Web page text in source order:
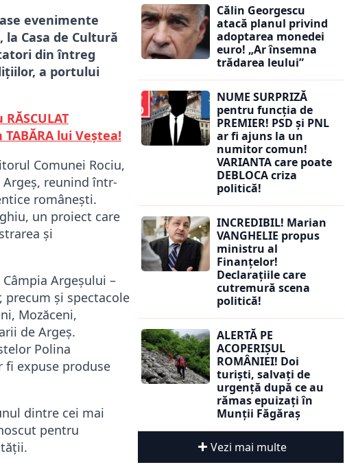
evenimente
Casa de Cultură
din întreg
a portului
lui Veștea!
Comunei Rociu,
Argeș, reunind într-
românești.
, un proiect care
și
Argeșului –
precum și spectacole
Mozăceni,
de Argeș.
Polina
fi expuse produse
dintre cei mai
pentru
Călin Georgescu
atacă planul privind
adoptarea monedei
euro! „Ar însemna
trădarea leului”
NUME SURPRIZĂ
pentru funcția de
PREMIER! PSD și PNL
ar fi ajuns la un
numitor comun!
VARIANTA care poate
DEBLOCA criza
politică!
INCREDIBIL! Marian
VANGHELIE propus
ministru al
Finanțelor!
Declarațiile care
cutremură scena
politică!
ALERTĂ PE
ACOPERIȘUL
ROMÂNIEI! Doi
turiști, salvați de
urgență după ce au
rămas epuizați în
Munții Făgăraș
Vezi mai multe